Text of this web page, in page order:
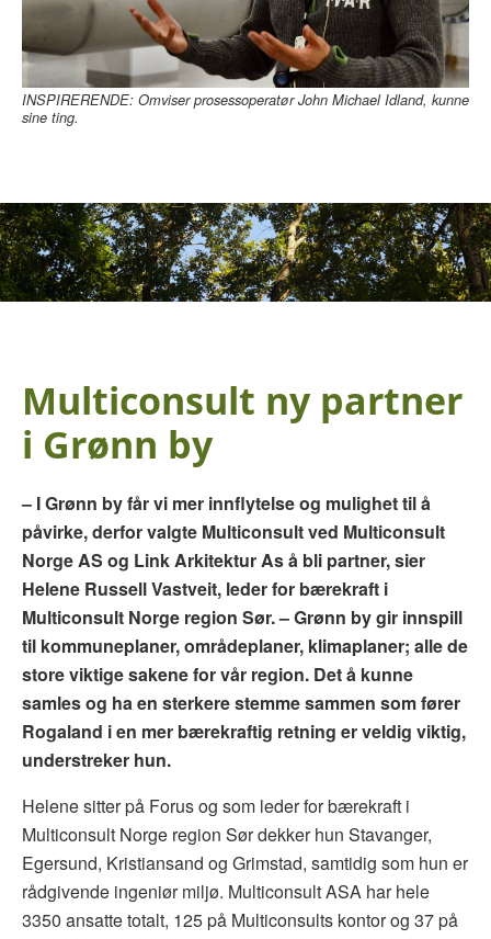
INSPIRERENDE: Omviser prosessoperatør John Michael Idland, kunne
sine ting.
Multiconsult ny partner
i Grønn by
– I Grønn by får vi mer innflytelse og mulighet til å
påvirke, derfor valgte Multiconsult ved Multiconsult
Norge AS og Link Arkitektur As å bli partner, sier
Helene Russell Vastveit, leder for bærekraft i
Multiconsult Norge region Sør. – Grønn by gir innspill
til kommuneplaner, områdeplaner, klimaplaner; alle de
store viktige sakene for vår region. Det å kunne
samles og ha en sterkere stemme sammen som fører
Rogaland i en mer bærekraftig retning er veldig viktig,
understreker hun.
Helene sitter på Forus og som leder for bærekraft i
Multiconsult Norge region Sør dekker hun Stavanger,
Egersund, Kristiansand og Grimstad, samtidig som hun er
rådgivende ingeniør miljø. Multiconsult ASA har hele
3350 ansatte totalt, 125 på Multiconsults kontor og 37 på